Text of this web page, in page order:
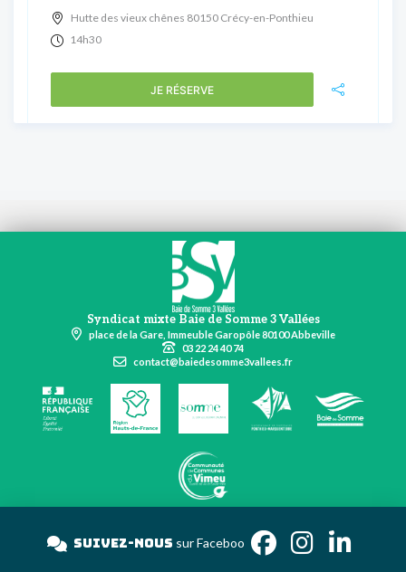
Hutte des vieux chênes 80150 Crécy-en-Ponthieu
14h30
JE RÉSERVE
Syndicat mixte Baie de Somme 3 Vallées
place de la Gare, Immeuble Garopôle 80100 Abbeville
03 22 24 40 74
contact@baiedesomme3vallees.fr
Suivez-noussur Fac